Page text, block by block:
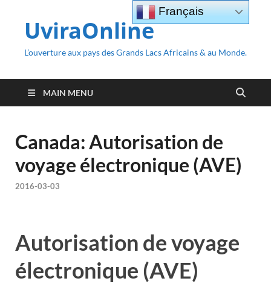
UviraOnline
L’ouverture aux pays des Grands Lacs Africains & au Monde.
MAIN MENU
Canada: Autorisation de
voyage électronique (AVE)
2016-03-03
Autorisation de voyage
électronique (AVE)
Français